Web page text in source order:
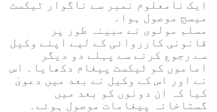
ایک نامعلوم نمبر سے ناگوار ٹیکسٹ
میسج موصول ہوا۔
مسلم مولوی نے مبینہ طور پر
قانونی کارروائی کے لیے اپنے وکیل
سے رجوع کرنے سے پہلے دو دیگر
اماموں کو ٹیکسٹ پیغام دکھایا۔ اس
نے اور اس کے وکیل نے بعد میں دعویٰ
کیا کہ ان دونوں کو بعد میں
گستاخانہ پیغامات موصول ہوئے۔